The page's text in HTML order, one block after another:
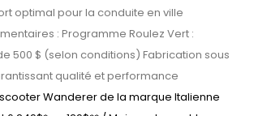
optimal pour la conduite en ville
: Programme Roulez Vert :
500 $ (selon conditions) Fabrication sous
qualité et performance
Wanderer de la marque Italienne